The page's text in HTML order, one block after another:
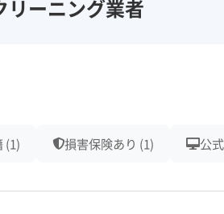
リーニング業者
(1) 損害保険あり (1) 公